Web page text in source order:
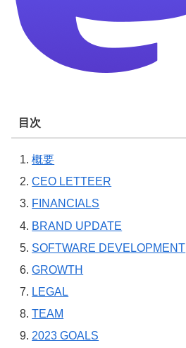
目次
概要
CEO LETTEER
FINANCIALS
BRAND UPDATE
SOFTWARE DEVELOPMENT
GROWTH
LEGAL
TEAM
2023 GOALS